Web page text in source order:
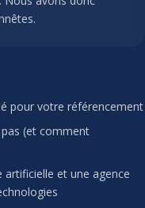
pour votre référencement
(et comment
artificielle et une agence